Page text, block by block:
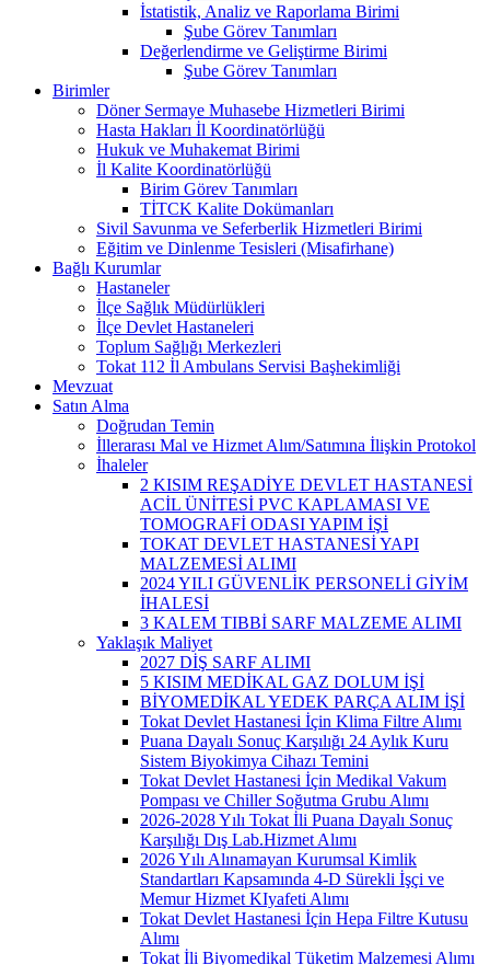
İstatistik, Analiz ve Raporlama Birimi
Şube Görev Tanımları
Değerlendirme ve Geliştirme Birimi
Şube Görev Tanımları
Birimler
Döner Sermaye Muhasebe Hizmetleri Birimi
Hasta Hakları İl Koordinatörlüğü
Hukuk ve Muhakemat Birimi
İl Kalite Koordinatörlüğü
Birim Görev Tanımları
TİTCK Kalite Dokümanları
Sivil Savunma ve Seferberlik Hizmetleri Birimi
Eğitim ve Dinlenme Tesisleri (Misafirhane)
Bağlı Kurumlar
Hastaneler
İlçe Sağlık Müdürlükleri
İlçe Devlet Hastaneleri
Toplum Sağlığı Merkezleri
Tokat 112 İl Ambulans Servisi Başhekimliği
Mevzuat
Satın Alma
Doğrudan Temin
İllerarası Mal ve Hizmet Alım/Satımına İlişkin Protokol
İhaleler
2 KISIM REŞADİYE DEVLET HASTANESİ
ACİL ÜNİTESİ PVC KAPLAMASI VE
TOMOGRAFİ ODASI YAPIM İŞİ
TOKAT DEVLET HASTANESİ YAPI
MALZEMESİ ALIMI
2024 YILI GÜVENLİK PERSONELİ GİYİM
İHALESİ
3 KALEM TIBBİ SARF MALZEME ALIMI
Yaklaşık Maliyet
2027 DİŞ SARF ALIMI
5 KISIM MEDİKAL GAZ DOLUM İŞİ
BİYOMEDİKAL YEDEK PARÇA ALIM İŞİ
Tokat Devlet Hastanesi İçin Klima Filtre Alımı
Puana Dayalı Sonuç Karşılığı 24 Aylık Kuru
Sistem Biyokimya Cihazı Temini
Tokat Devlet Hastanesi İçin Medikal Vakum
Pompası ve Chiller Soğutma Grubu Alımı
2026-2028 Yılı Tokat İli Puana Dayalı Sonuç
Karşılığı Dış Lab.Hizmet Alımı
2026 Yılı Alınamayan Kurumsal Kimlik
Standartları Kapsamında 4-D Sürekli İşçi ve
Memur Hizmet KIyafeti Alımı
Tokat Devlet Hastanesi İçin Hepa Filtre Kutusu
Alımı
Tokat İli Biyomedikal Tüketim Malzemesi Alımı